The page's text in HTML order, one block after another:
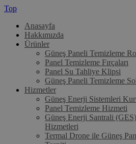
Top
Anasayfa
Hakkımızda
Ürünler
Güneş Paneli Temizleme
Panel Temizleme Fırçaları
Panel Su Tahliye Klipsi
Güneş Paneli Temizleme
Hizmetler
Güneş Enerji Sistemleri
Panel Temizleme Hizmeti
Güneş Enerji Santrali
Hizmetleri
Termal Drone ile Güneş